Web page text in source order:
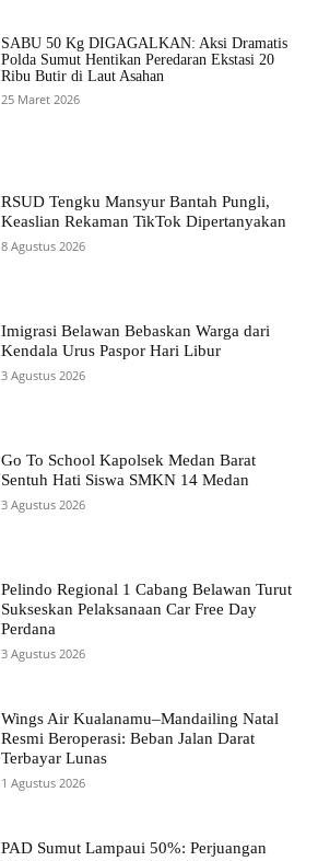
SABU 50 Kg DIGAGALKAN: Aksi Dramatis
Polda Sumut Hentikan Peredaran Ekstasi 20
Ribu Butir di Laut Asahan
25 Maret 2026
RSUD Tengku Mansyur Bantah Pungli,
Keaslian Rekaman TikTok Dipertanyakan
8 Agustus 2026
Imigrasi Belawan Bebaskan Warga dari
Kendala Urus Paspor Hari Libur
3 Agustus 2026
Go To School Kapolsek Medan Barat
Sentuh Hati Siswa SMKN 14 Medan
3 Agustus 2026
Pelindo Regional 1 Cabang Belawan Turut
Sukseskan Pelaksanaan Car Free Day
Perdana
3 Agustus 2026
Wings Air Kualanamu–Mandailing Natal
Resmi Beroperasi: Beban Jalan Darat
Terbayar Lunas
1 Agustus 2026
PAD Sumut Lampaui 50%: Perjuangan